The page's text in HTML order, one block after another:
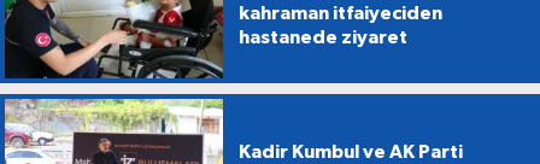
kahraman itfaiyeciden
hastanede ziyaret
Kadir Kumbul ve AK Parti